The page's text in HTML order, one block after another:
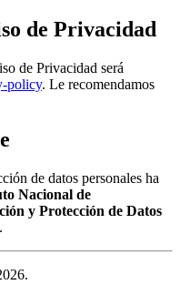
de Privacidad
de Privacidad será
policy. Le recomendamos
de datos personales ha
Nacional de
y Protección de Datos
.